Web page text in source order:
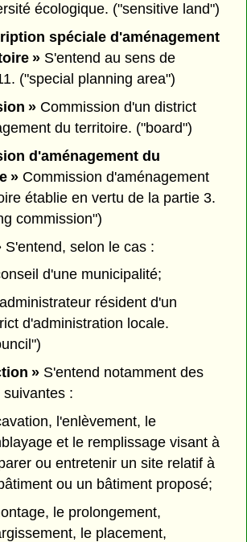
écologique. ("sensitive land")
spéciale d'aménagement
» S'entend au sens de
("special planning area")
»Commission d'un district
du territoire. ("board")
d'aménagement du
» Commission d'aménagement
établie en vertu de la partie 3.
commission")
S'entend, selon le cas :
d'une municipalité;
résident d'un
d'administration locale.
»S'entend notamment des
suivantes :
l'enlèvement, le
et le remplissage visant à
ou entretenir un site relatif à
ou un bâtiment proposé;
le prolongement,
le placement,